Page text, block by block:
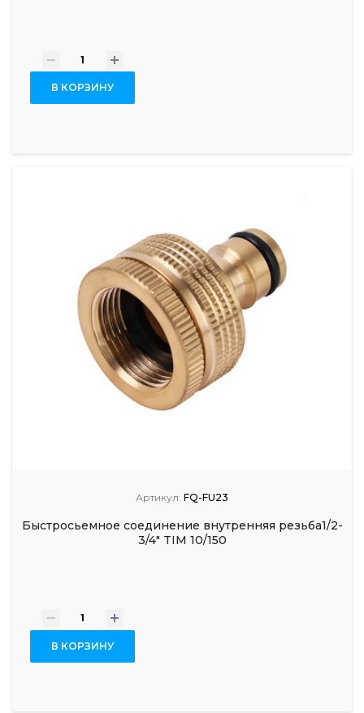
- +
В КОРЗИНУ
Артикул: FQ-FU23
Быстросьемное соединение внутренняя резьба1/2-
3/4" TIM 10/150
- +
В КОРЗИНУ